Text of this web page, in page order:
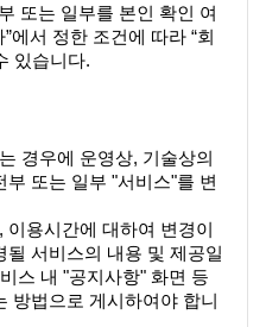
또는 일부를 본인 확인 여
에서 정한 조건에 따라 “회
있습니다.
경우에 운영상, 기술상의
또는 일부 "서비스"를 변
용시간에 대하여 변경이
서비스의 내용 및 제공일
스 내 "공지사항" 화면 등
방법으로 게시하여야 합니